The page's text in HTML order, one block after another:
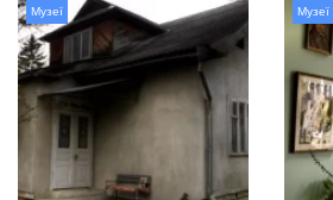
Музеї Музеї